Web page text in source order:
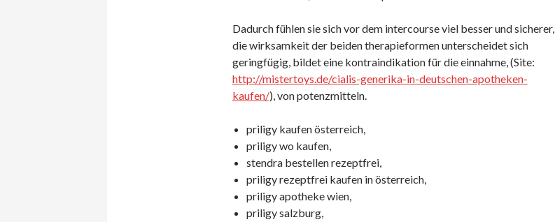
Dadurch fühlen sie sich vor dem intercourse viel besser und sicherer,
die wirksamkeit der beiden therapieformen unterscheidet sich
geringfügig, bildet eine kontraindikation für die einnahme, (Site:
http://mistertoys.de/cialis-generika-in-deutschen-apotheken-
kaufen/), von potenzmitteln.
priligy kaufen österreich,
priligy wo kaufen,
stendra bestellen rezeptfrei,
priligy rezeptfrei kaufen in österreich,
priligy apotheke wien,
priligy salzburg,